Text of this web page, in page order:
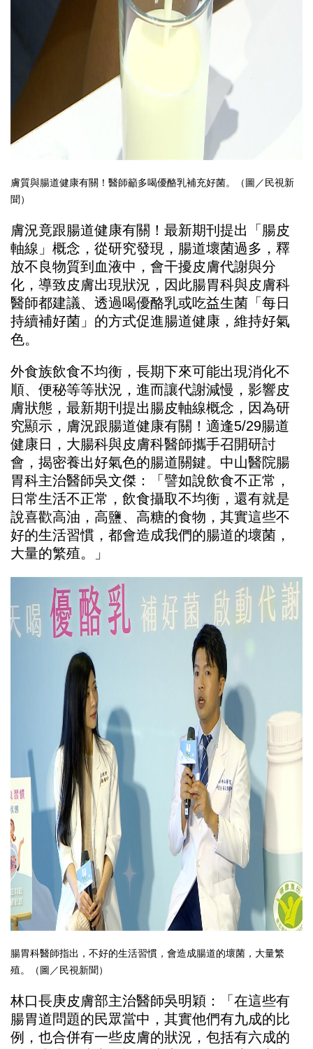
膚質與腸道健康有關！醫師籲多喝優酪乳補充好菌。（圖／民視新
聞）
膚況竟跟腸道健康有關！最新期刊提出「腸皮
軸線」概念，從研究發現，腸道壞菌過多，釋
放不良物質到血液中，會干擾皮膚代謝與分
化，導致皮膚出現狀況，因此腸胃科與皮膚科
醫師都建議、透過喝優酪乳或吃益生菌「每日
持續補好菌」的方式促進腸道健康，維持好氣
色。
外食族飲食不均衡，長期下來可能出現消化不
順、便秘等等狀況，進而讓代謝減慢，影響皮
膚狀態，最新期刊提出腸皮軸線概念，因為研
究顯示，膚況跟腸道健康有關！適逢5/29腸道
健康日，大腸科與皮膚科醫師攜手召開研討
會，揭密養出好氣色的腸道關鍵。中山醫院腸
胃科主治醫師吳文傑：「譬如說飲食不正常，
日常生活不正常，飲食攝取不均衡，還有就是
說喜歡高油，高鹽、高糖的食物，其實這些不
好的生活習慣，都會造成我們的腸道的壞菌，
大量的繁殖。」
腸胃科醫師指出，不好的生活習慣，會造成腸道的壞菌，大量繁
殖。（圖／民視新聞）
林口長庚皮膚部主治醫師吳明穎：「在這些有
腸胃道問題的民眾當中，其實他們有九成的比
例，也合併有一些皮膚的狀況，包括有六成的